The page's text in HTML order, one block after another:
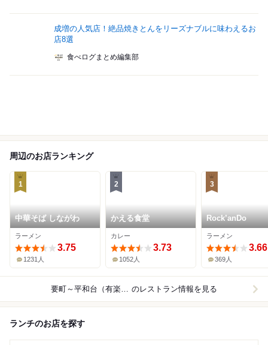
成増の人気店！絶品焼きとんをリーズナブルに味わえるお
店8選
食べログまとめ編集部
周辺のお店ランキング
1
中華そば しながわ
ラーメン
3.75
1231人
2
かえる食堂
カレー
3.73
1052人
3
Rock’anDo
ラーメン
3.66
369人
要町～平和台（有楽町線） のレストラン情報を見る
ランチのお店を探す